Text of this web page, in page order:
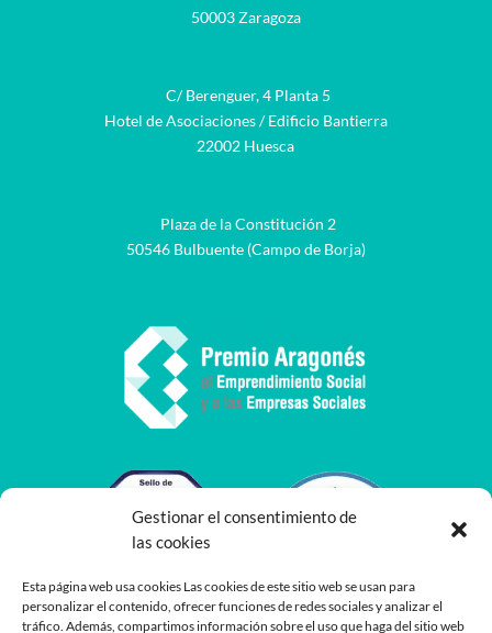
Gestionar el consentimiento de
las cookies
Esta página web usa cookies Las cookies de este sitio web se usan para
personalizar el contenido, ofrecer funciones de redes sociales y analizar el
tráfico. Además, compartimos información sobre el uso que haga del sitio web
50003 Zaragoza
C/ Berenguer, 4 Planta 5
Hotel de Asociaciones / Edificio Bantierra
22002 Huesca
Plaza de la Constitución 2
50546 Bulbuente (Campo de Borja)